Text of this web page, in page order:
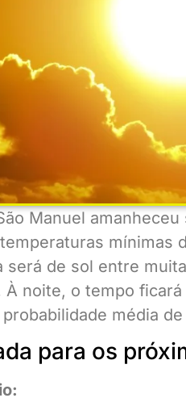
Manuel
mínimas
será de sol entre
À noite, o tempo
média
para os